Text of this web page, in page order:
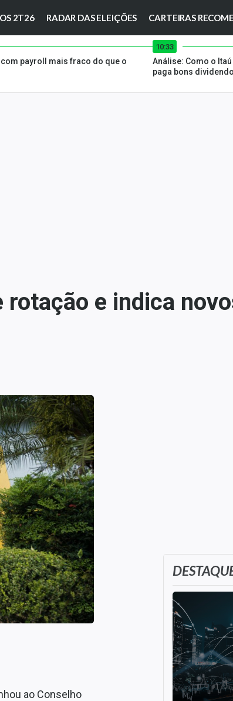
2T26 RADAR DAS ELEIÇÕES CARTEIRAS
payroll mais fraco do que o
10:33
Análise: Como o
paga bons
e indica
ao Conselho